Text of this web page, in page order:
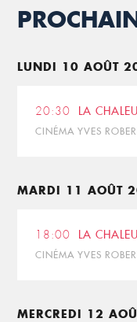
LUNDI 10 AOÛT
20:30 LA
CINÉMA YVES
MARDI 11 AOÛT
18:00 LA
CINÉMA YVES
MERCREDI 12